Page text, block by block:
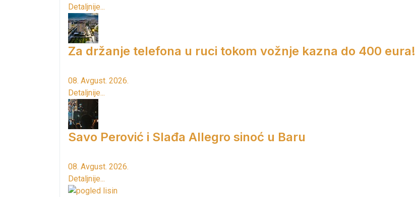
Detaljnije...
Za držanje telefona u ruci tokom vožnje kazna do 400 eura!
08. Avgust. 2026.
Detaljnije...
Savo Perović i Slađa Allegro sinoć u Baru
08. Avgust. 2026.
Detaljnije...